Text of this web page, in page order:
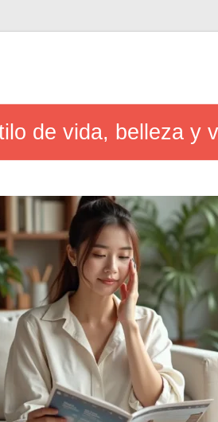
de vida, belleza y